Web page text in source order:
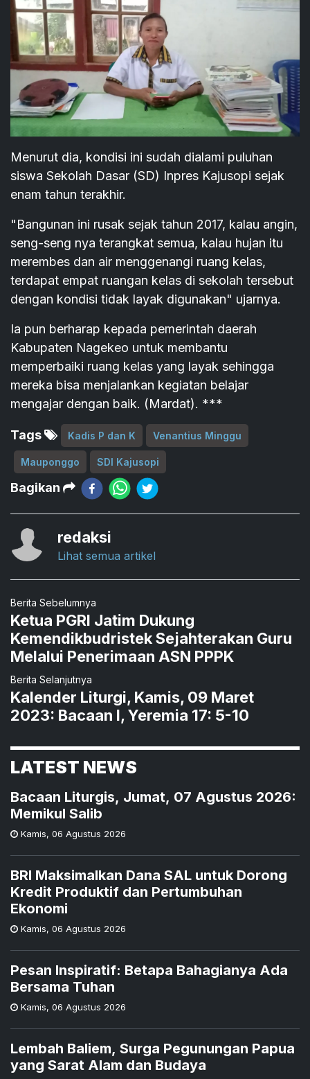
Menurut dia, kondisi ini sudah dialami puluhan
siswa Sekolah Dasar (SD) Inpres Kajusopi sejak
enam tahun terakhir.
"Bangunan ini rusak sejak tahun 2017, kalau angin,
seng-seng nya terangkat semua, kalau hujan itu
merembes dan air menggenangi ruang kelas,
terdapat empat ruangan kelas di sekolah tersebut
dengan kondisi tidak layak digunakan" ujarnya.
Ia pun berharap kepada pemerintah daerah
Kabupaten Nagekeo untuk membantu
memperbaiki ruang kelas yang layak sehingga
mereka bisa menjalankan kegiatan belajar
mengajar dengan baik. (Mardat). ***
Tags Kadis P dan K Venantius Minggu
Mauponggo SDI Kajusopi
Bagikan
redaksi
Lihat semua artikel
Berita Sebelumnya
Ketua PGRI Jatim Dukung
Kemendikbudristek Sejahterakan Guru
Melalui Penerimaan ASN PPPK
Berita Selanjutnya
Kalender Liturgi, Kamis, 09 Maret
2023: Bacaan I, Yeremia 17: 5-10
LATEST NEWS
Bacaan Liturgis, Jumat, 07 Agustus 2026:
Memikul Salib
Kamis, 06 Agustus 2026
BRI Maksimalkan Dana SAL untuk Dorong
Kredit Produktif dan Pertumbuhan
Ekonomi
Kamis, 06 Agustus 2026
Pesan Inspiratif: Betapa Bahagianya Ada
Bersama Tuhan
Kamis, 06 Agustus 2026
Lembah Baliem, Surga Pegunungan Papua
yang Sarat Alam dan Budaya